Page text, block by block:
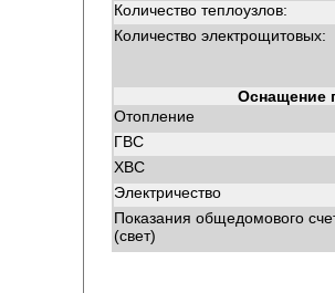
Количество теплоузлов:
Количество электрощитовых:
Оснащение
Отопление
ГВС
ХВС
Электричество
Показания общедомового
(свет)